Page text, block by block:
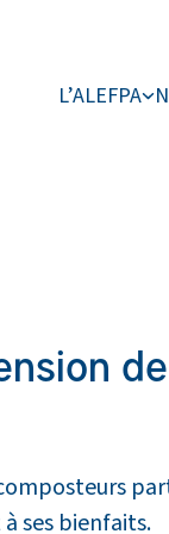
L’ALEFPA
ses bienfaits.